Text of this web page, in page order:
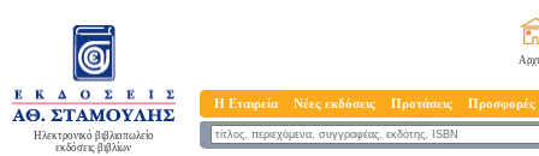
Ηλεκτρονικό βιβλιοπωλείο
εκδόσεις βιβλίων
Η Εταιρεία Νέες εκδόσεις Προτάσεις Προσφορές